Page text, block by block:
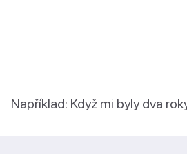
Například: Když mi byly dva